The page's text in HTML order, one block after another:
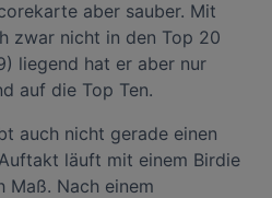
aber sauber. Mit
zwar nicht in den Top 20
liegend hat er aber nur
auf die Top Ten.
auch nicht gerade einen
läuft mit einem Birdie
Maß. Nach einem